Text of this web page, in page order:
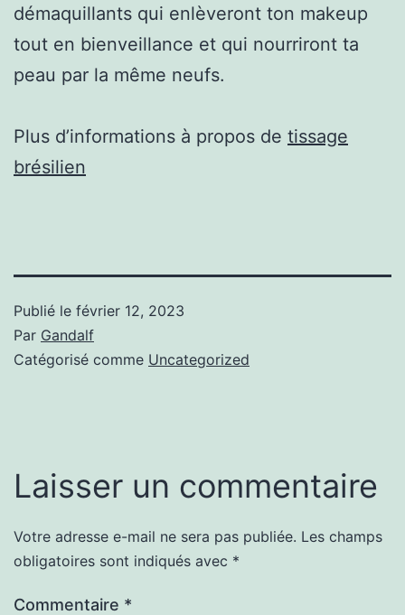
démaquillants qui enlèveront ton makeup
tout en bienveillance et qui nourriront ta
peau par la même neufs.
Plus d’informations à propos de tissage
brésilien
Publié le février 12, 2023
Par Gandalf
Catégorisé comme Uncategorized
Laisser un commentaire
Votre adresse e-mail ne sera pas publiée. Les champs
obligatoires sont indiqués avec *
Commentaire *